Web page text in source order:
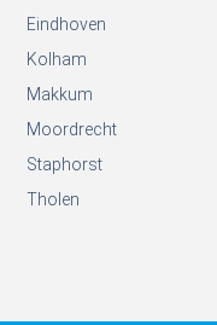
Eindhoven
Kolham
Makkum
Moordrecht
Staphorst
Tholen